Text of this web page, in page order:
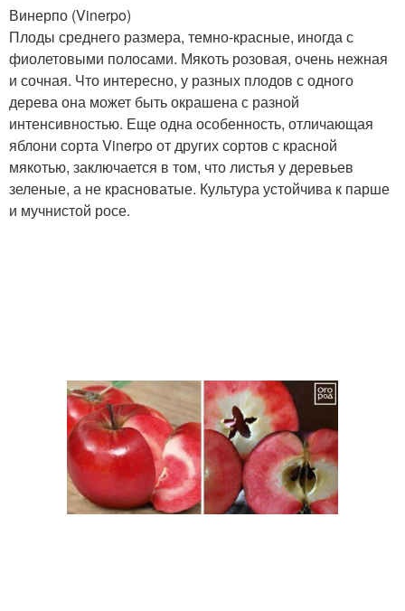
Винерпо (Vinerpo)
Плоды среднего размера, темно-красные, иногда с
фиолетовыми полосами. Мякоть розовая, очень нежная
и сочная. Что интересно, у разных плодов с одного
дерева она может быть окрашена с разной
интенсивностью. Еще одна особенность, отличающая
яблони сорта Vinerpo от других сортов с красной
мякотью, заключается в том, что листья у деревьев
зеленые, а не красноватые. Культура устойчива к парше
и мучнистой росе.